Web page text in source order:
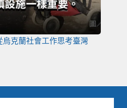
烏克蘭社會工作思考臺灣